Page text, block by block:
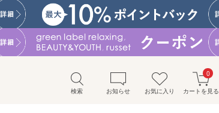
検索 お知らせ お気に入り カートを見る
0